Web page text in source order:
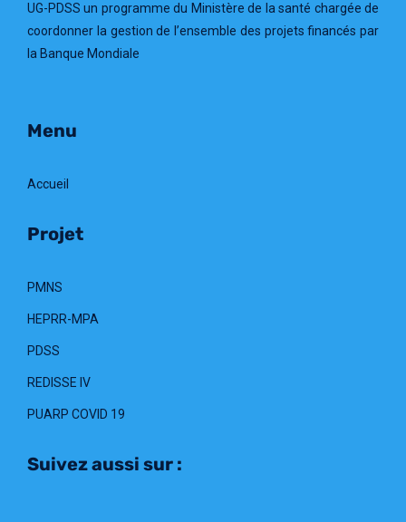
UG-PDSS un programme du Ministère de la santé chargée de
coordonner la gestion de l’ensemble des projets financés par
la Banque Mondiale
Menu
Accueil
Projet
PMNS
HEPRR-MPA
PDSS
REDISSE IV
PUARP COVID 19
Suivez aussi sur :